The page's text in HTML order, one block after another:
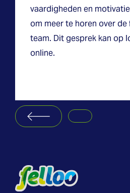
vaardigheden en
om meer te horen over de
team. Dit gesprek kan op
online.